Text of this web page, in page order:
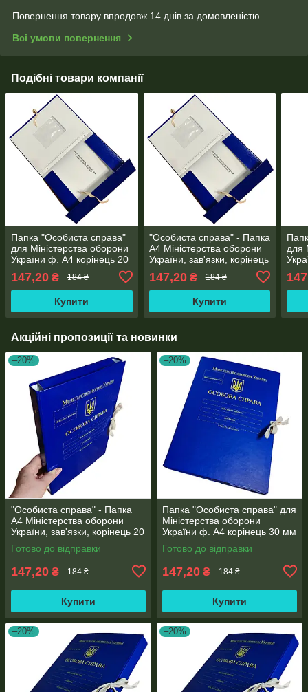
Повернення товару впродовж 14 днів за домовленістю
Всі умови повернення
Подібні товари компанії
Папка "Особиста справа"
для Міністерства оборони
України ф. А4 корінець 20
мм PP-глянець покриття
147,20 ₴ 184 ₴
Купити
"Особиста справа" - Папка
А4 Міністерства оборони
України, зав'язки, корінець
покриття
147,20₴ 184 ₴
Купити
для
Акційні пропозиції та новинки
–20%
"Особиста справа" - Папка
А4 Міністерства оборони
України, зав'язки, корінець 20
мм, глянець PP-покриття
Готово до відправки
147,20 ₴ 184 ₴
Купити
–20%
Папка "Особиста справа" для
Міністерства оборони
України ф. А4 корінець 30 мм
PP-матове покриття
Готово до відправки
147,20 ₴ 184 ₴
Купити
–20% –20%